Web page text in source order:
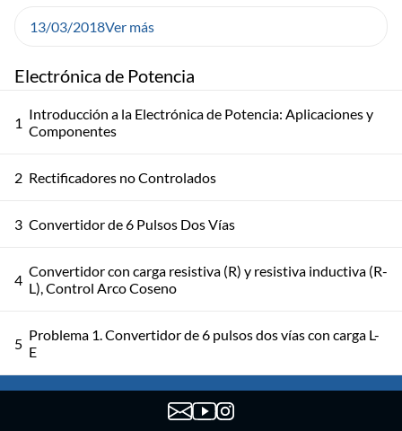
Electrónica de Potencia
1 Introducción a la Electrónica de Potencia: Aplicaciones y
Componentes
2 Rectificadores no Controlados
3 Convertidor de 6 Pulsos Dos Vías
4 Convertidor con carga resistiva (R) y resistiva inductiva (R-
L), Control Arco Coseno
5 Problema 1. Convertidor de 6 pulsos dos vías con carga L-
E
Práctico conmutados por la red. Problemas 2 y 3.
13/03/2018Ver más